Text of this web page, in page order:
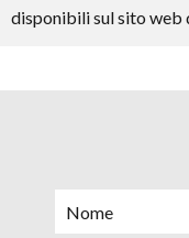
disponibili sul sito web